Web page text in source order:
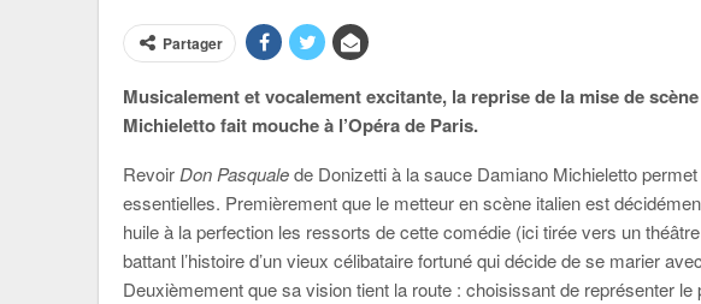
Partager
Musicalement et vocalement excitante, la reprise de la mise de
Michieletto fait mouche à l’Opéra de Paris.
Revoir Don Pasqualede Donizetti à la sauce Damiano Michieletto
essentielles. Premièrement que le metteur en scène italien est
huile à la perfection les ressorts de cette comédie (ici tirée vers un
battant l’histoire d’un vieux célibataire fortuné qui décide de se marier
Deuxièmement que sa vision tient la route : choisissant de représenter